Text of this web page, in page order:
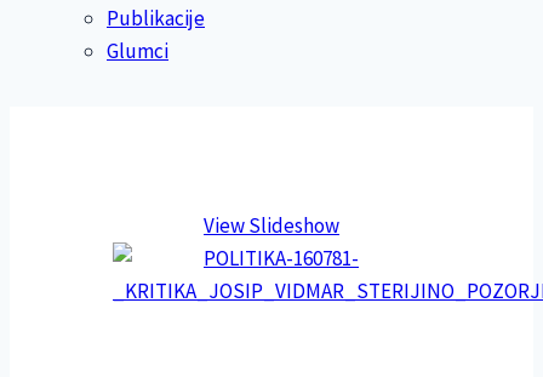
Publikacije
Glumci
View Slideshow